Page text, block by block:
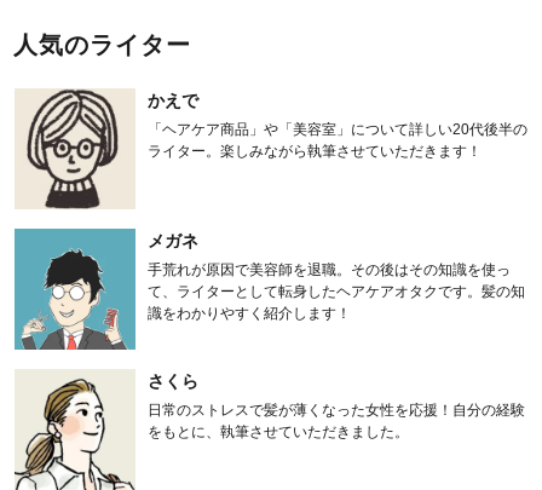
人気のライター
かえで
「ヘアケア商品」や「美容室」について詳しい20代後半の
ライター。楽しみながら執筆させていただきます！
メガネ
手荒れが原因で美容師を退職。その後はその知識を使っ
て、ライターとして転身したヘアケアオタクです。髪の知
識をわかりやすく紹介します！
さくら
日常のストレスで髪が薄くなった女性を応援！自分の経験
をもとに、執筆させていただきました。